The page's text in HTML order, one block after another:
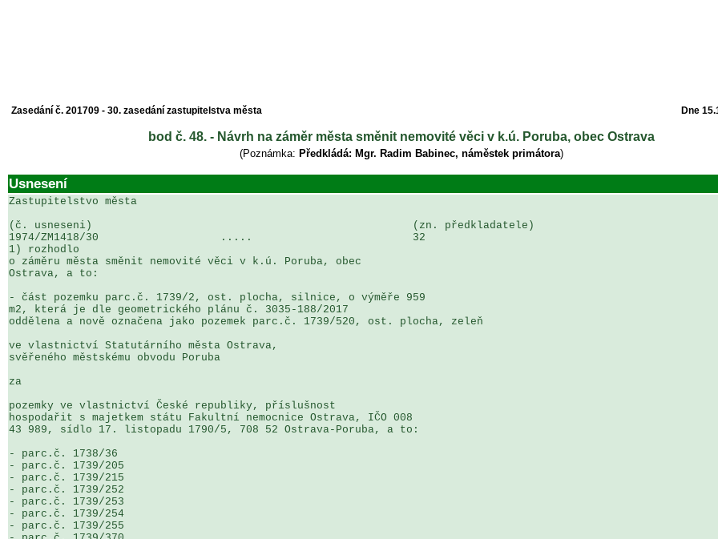
Zasedání č. 201709 - 30. zasedání zastupitelstva města Dne
bod č. 48. - Návrh na záměr města směnit nemovité věci v k.ú. Poruba, obec Ostrava
(Poznámka: Předkládá: Mgr. Radim Babinec, náměstek primátora)
Usnesení
Zastupitelstvo města
(č. usneseni)                                                  (zn. předkladatele)
1974/ZM1418/30                   .....                         32
1) rozhodlo
o záměru města směnit nemovité věci v k.ú. Poruba, obec
Ostrava, a to:
- část pozemku parc.č. 1739/2, ost. plocha, silnice, o výměře 959
m2, která je dle geometrického plánu č. 3035-188/2017
oddělena a nově označena jako pozemek parc.č. 1739/520, ost. plocha, zeleň
ve vlastnictví Statutárního města Ostrava,
svěřeného městskému obvodu Poruba
za
pozemky ve vlastnictví České republiky, příslušnost
hospodařit s majetkem státu Fakultní nemocnice Ostrava, IČO 008
43 989, sídlo 17. listopadu 1790/5, 708 52 Ostrava-Poruba, a to:
- parc.č. 1738/36
- parc.č. 1739/205
- parc.č. 1739/215
- parc.č. 1739/252
- parc.č. 1739/253
- parc.č. 1739/254
- parc.č. 1739/255